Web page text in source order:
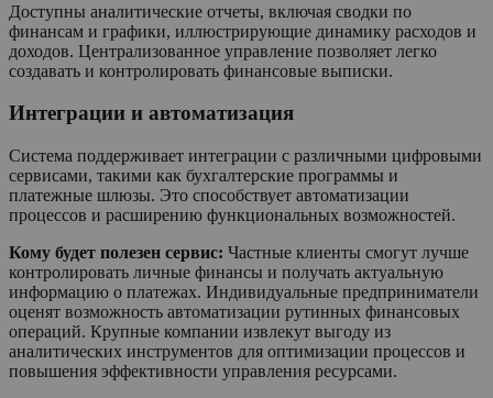
Доступны аналитические отчеты, включая сводки по
финансам и графики, иллюстрирующие динамику расходов и
доходов. Централизованное управление позволяет легко
создавать и контролировать финансовые выписки.
Интеграции и автоматизация
Система поддерживает интеграции с различными цифровыми
сервисами, такими как бухгалтерские программы и
платежные шлюзы. Это способствует автоматизации
процессов и расширению функциональных возможностей.
Кому будет полезен сервис: Частные клиенты смогут лучше
контролировать личные финансы и получать актуальную
информацию о платежах. Индивидуальные предприниматели
оценят возможность автоматизации рутинных финансовых
операций. Крупные компании извлекут выгоду из
аналитических инструментов для оптимизации процессов и
повышения эффективности управления ресурсами.